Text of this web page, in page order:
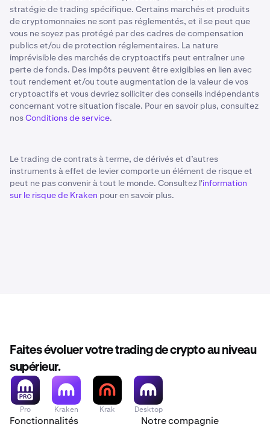
stratégie de trading spécifique. Certains marchés et produits
de cryptomonnaies ne sont pas réglementés, et il se peut que
vous ne soyez pas protégé par des cadres de compensation
publics et/ou de protection réglementaires. La nature
imprévisible des marchés de cryptoactifs peut entraîner une
perte de fonds. Des impôts peuvent être exigibles en lien avec
tout rendement et/ou toute augmentation de la valeur de vos
cryptoactifs et vous devriez solliciter des conseils indépendants
concernant votre situation fiscale. Pour en savoir plus, consultez
nosConditions de service.
Le trading de contrats à terme, de dérivés et d’autres
instruments à effet de levier comporte un élément de risque et
peut ne pas convenir à tout le monde. Consultez l'information
sur le risque de Kraken pour en savoir plus.
Faites évoluer votre trading de crypto au niveau
supérieur.
Pro Kraken Krak Desktop
Fonctionnalités Notre compagnie